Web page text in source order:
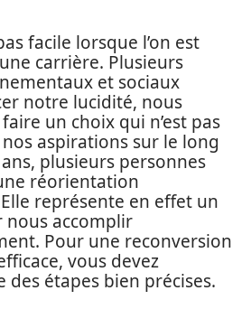
facile lorsque l’on est
carrière. Plusieurs
et sociaux
notre lucidité, nous
un choix qui n’est pas
aspirations sur le long
plusieurs personnes
réorientation
représente en effet un
accomplir
Pour une reconversion
vous devez
des étapes bien précises.